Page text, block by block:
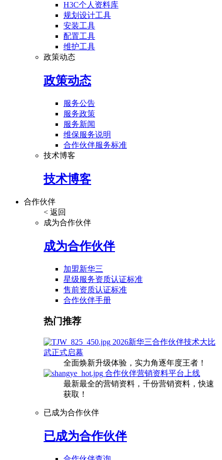
H3C个人资料库
规划设计工具
安装工具
配置工具
维护工具
政策动态
政策动态
服务公告
服务政策
服务新闻
维保服务说明
合作伙伴服务标准
技术博客
技术博客
合作伙伴
< 返回
成为合作伙伴
成为合作伙伴
加盟新华三
星级服务资质认证标准
售前资质认证标准
合作伙伴手册
热门推荐
2026新华三合作伙伴技术大比
武正式启幕
全面焕新升级体验，实力角逐年度王者！
合作伙伴营销资料平台上线
最新最全的营销资料，千份营销资料，快速
获取！
已成为合作伙伴
已成为合作伙伴